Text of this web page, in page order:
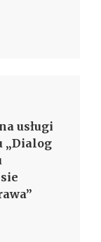
usługi
„Dialog